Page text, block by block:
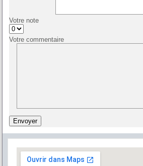
Votre note
Votre commentaire